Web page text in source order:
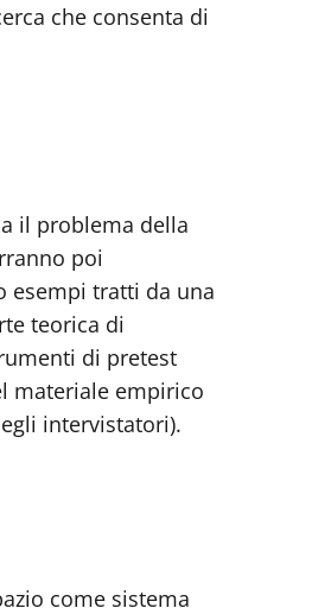
che consenta di
il problema della
poi
tratti da una
teorica di
di pretest
materiale empirico
intervistatori).
come sistema